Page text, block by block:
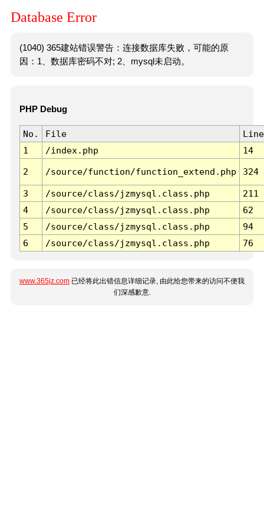
Database Error
(1040) 365建站错误警告：连接数据库失败，可能的原
因：1、数据库密码不对; 2、mysql未启动。
PHP Debug
No. File
Line
1
/index.php 14
2 /source/function/function_extend.php 324
3 /source/class/jzmysql.class.php
211
4
/source/class/jzmysql.class.php
62
5
/source/class/jzmysql.class.php
94
6
/source/class/jzmysql.class.php 76
www.365jz.com 已经将此出错信息详细记录, 由此给您带来的访问不便我
们深感歉意.